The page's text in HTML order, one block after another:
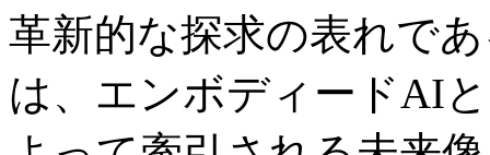
革新的な探求の表れで
は、エンボディードAI